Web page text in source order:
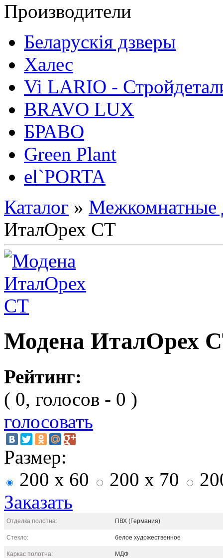
Производители
Беларускія дзверы
Халес
Vi LARIO -
BRAVO LUX
БРАВО
Green Plant
el`PORTA
Каталог » Межкомнатные
ИталОрех СТ
Модена ИталОрех
Рейтинг:
( 0, голосов - 0 )
голосовать
Размер:
200 x 60
200 x 70
Заказать
Отделка полотна: ПВХ (Германия)
Стекло: белое художественное
Каркас полотна: МДФ